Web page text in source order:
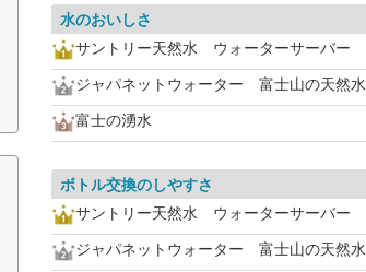
水のおいしさ
サントリー天然水 ウォーターサーバー
ジャパネットウォーター 富士山の天然水
富士の湧水
ボトル交換のしやすさ
サントリー天然水 ウォーターサーバー
ジャパネットウォーター 富士山の天然水